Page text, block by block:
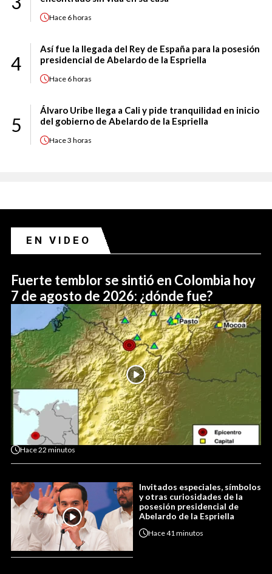
Hace 6 horas
4
Así fue la llegada del Rey de España para la posesión
presidencial de Abelardo de la Espriella
Hace 6 horas
5
Álvaro Uribe llega a Cali y pide tranquilidad en inicio
del gobierno de Abelardo de la Espriella
Hace3 horas
EN VIDEO
Fuerte temblor se sintió en Colombia hoy
7 de agosto de 2026: ¿dónde fue?
Hace22 minutos
Invitados especiales, símbolos
y otras curiosidades de la
posesión presidencial de
Abelardo de la Espriella
Hace41 minutos